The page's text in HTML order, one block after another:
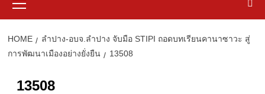
Menu
HOME
ลำปาง-อบจ.ลำปาง จับมือ STIPI ถอดบทเรียนคานาซาวะ สู่
การพัฒนาเมืองอย่างยั่งยืน
13508
13508